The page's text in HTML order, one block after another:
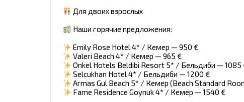
Для двоих взрослых
Наши горячие предложения:
Emily Rose Hotel 4* / Кемер — 950 €
Valeri Beach 4* / Кемер — 965 €
Onkel Hotels Beldibi Resort 5* / Бельдиби — 1085
Selcukhan Hotel 4* / Бельдиби — 1200 €
Armas Gul Beach 5* / Кемер (Beach Standard
Fame Residence Goynuk 4* / Кемер — 1540 €